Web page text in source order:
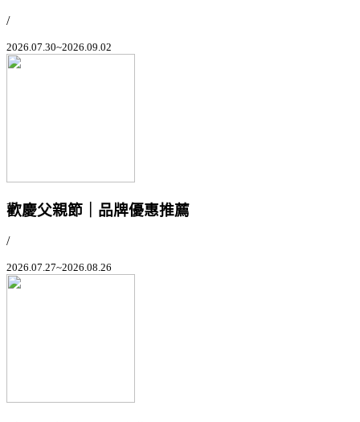
/
2026.07.30~2026.09.02
歡慶父親節｜品牌優惠推薦
/
2026.07.27~2026.08.26